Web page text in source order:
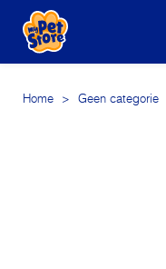
Home > Geen categorie